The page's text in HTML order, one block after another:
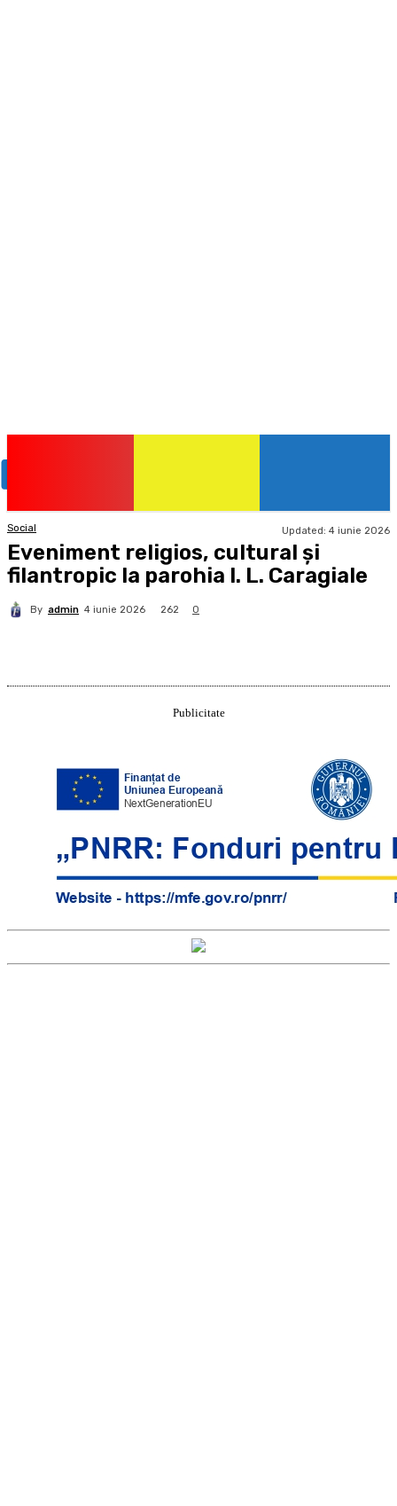
Social Updated: 4 iunie 2026
Eveniment religios, cultural și
filantropic la parohia I. L. Caragiale
By admin 4 iunie 2026 262 0
Publicitate